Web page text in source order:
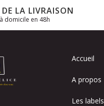
LA LIVRAISON
domicile en 48h
Accueil
A propos
Les labels